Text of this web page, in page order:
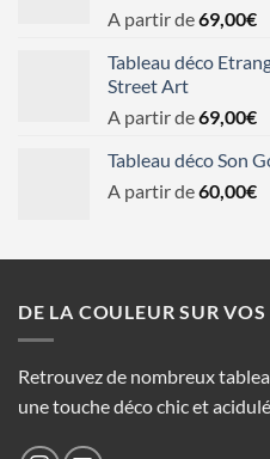
A partir de69,00€
Tableau déco
Street Art
A partir de69,00€
Tableau déco Son
A partir de60,00€
DE LA COULEUR SUR VOS
Retrouvez de nombreux
une touche déco chic et